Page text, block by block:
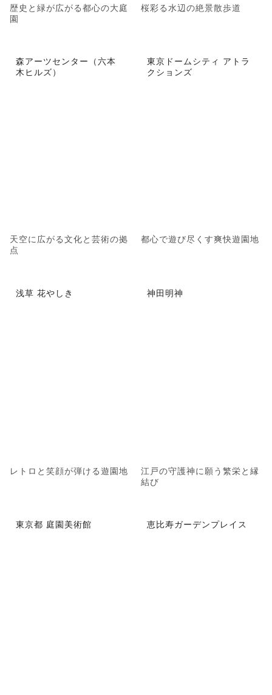
歴史と緑が広がる都心の大庭
園
桜彩る水辺の絶景散歩道
森アーツセンター（六本
木ヒルズ）
天空に広がる文化と芸術の拠
点
東京ドームシティ アトラ
クションズ
都心で遊び尽くす爽快遊園地
浅草 花やしき
レトロと笑顔が弾ける遊園地
神田明神
江戸の守護神に願う繁栄と縁
結び
東京都 庭園美術館 恵比寿ガーデンプレイス